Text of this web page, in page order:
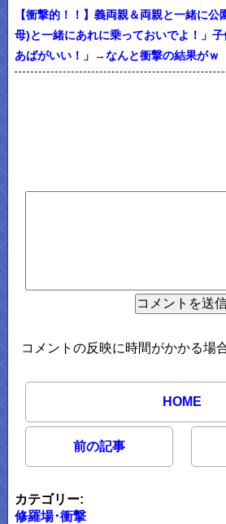
【衝撃的！！】義両親＆両親と一緒に
母)と一緒にあれに乗っておいでよ！」
あばがいい！」→なんと衝撃の結果がｗ
コメントの反映に時間がかかる場
HOME
前の記事
カテゴリー:
修羅場･衝撃